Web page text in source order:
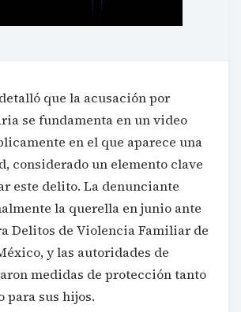
que la acusación por
se fundamenta en un video
en el que aparece una
considerado un elemento clave
este delito. La denunciante
la querella en junio ante
Delitos de Violencia Familiar de
y las autoridades de
medidas de protección tanto
para sus hijos.